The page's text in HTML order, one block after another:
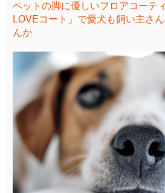
ペットの脚に優しいフロアコーテ
LOVEコート」で愛犬も飼い主さ
んか